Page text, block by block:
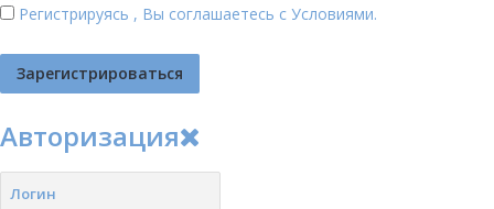
Регистрируясь , Вы соглашаетесь с Условиями.
Авторизация